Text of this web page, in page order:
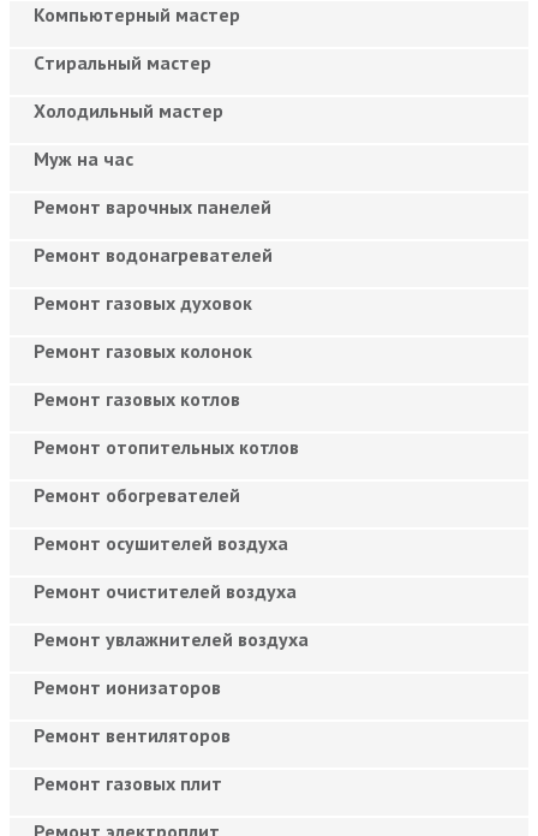
Компьютерный мастер
Cтиральный мастер
Холодильный мастер
Муж на час
Ремонт варочных панелей
Ремонт водонагревателей
Ремонт газовых духовок
Ремонт газовых колонок
Ремонт газовых котлов
Ремонт отопительных котлов
Ремонт обогревателей
Ремонт осушителей воздуха
Ремонт очистителей воздуха
Ремонт увлажнителей воздуха
Ремонт ионизаторов
Ремонт вентиляторов
Ремонт газовых плит
Ремонт электроплит